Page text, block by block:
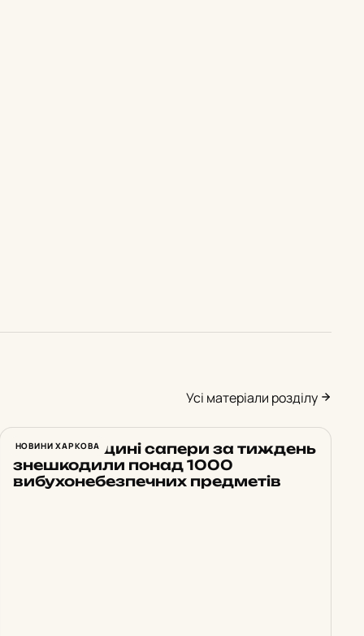
Усі матеріали розділу
НОВИНИ ХАРКОВА
На Харківщині сапери за тиждень
знешкодили понад 1000
вибухонебезпечних предметів